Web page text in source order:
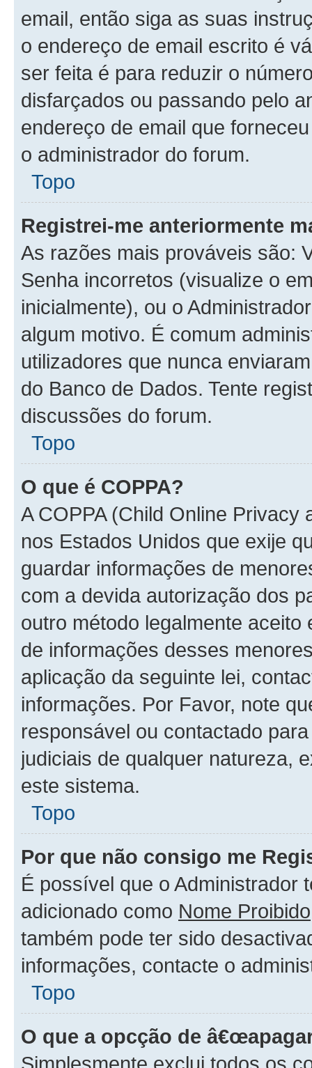
email, então siga as suas
o endereço de email escrito é
ser feita é para reduzir o
disfarçados ou passando pelo
endereço de email que
o administrador do forum.
Topo
Registrei-me anteriormente
As razões mais prováveis são:
Senha incorretos (visualize o
inicialmente), ou o
algum motivo. É comum
utilizadores que nunca
do Banco de Dados. Tente
discussões do forum.
Topo
O que é COPPA?
A COPPA (Child Online Privacy
nos Estados Unidos que exije
guardar informações de
com a devida autorização dos
outro método legalmente
de informações desses
aplicação da seguinte lei,
informações. Por Favor, note
responsável ou contactado
judiciais de qualquer natureza,
este sistema.
Topo
Por que não consigo me
É possível que o Administrador
adicionado como Nome Proibido
também pode ter sido
informações, contacte o
Topo
O que a opcção de